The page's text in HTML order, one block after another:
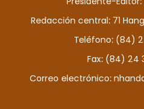
Redacción central: 71
Teléfono: (84)
Fax: (84) 24
Correo electrónico: